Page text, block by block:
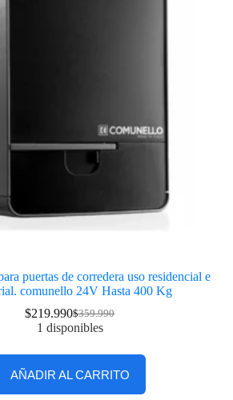
puertas de corredera uso residencial e
comunello 24V Hasta 400 Kg
$359.990
$219.990
1 disponibles
AÑADIR AL CARRITO